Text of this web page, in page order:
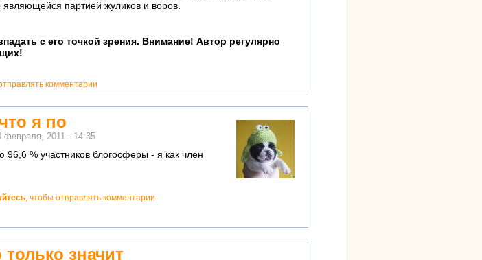
являющейся партией жуликов и воров.
с его точкой зрения. Внимание! Автор регулярно
комментарии
я по
февраля, 2011 - 14:35
96,6 % участников блогосферы - я как член
, чтобы отправлять комментарии
значит